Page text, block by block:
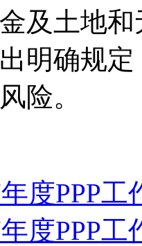
及土地
明确规
险。
度PPP工
度PPP工